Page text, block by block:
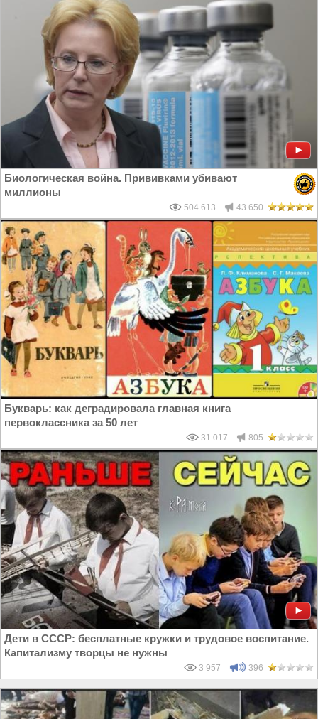
Биологическая война. Прививками убивают
миллионы
504 613 43 650
Букварь: как деградировала главная книга
первоклассника за 50 лет
31 017 805
Дети в СССР: бесплатные кружки и трудовое воспитание.
Капитализму творцы не нужны
3 957 396